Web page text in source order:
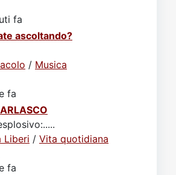
fa
ascoltando?
/ Musica
fa
Liberi / Vita quotidiana
fa